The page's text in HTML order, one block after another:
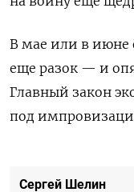
В мае или в июне
еще разок — и
Главный закон
под
Сергей Шелин